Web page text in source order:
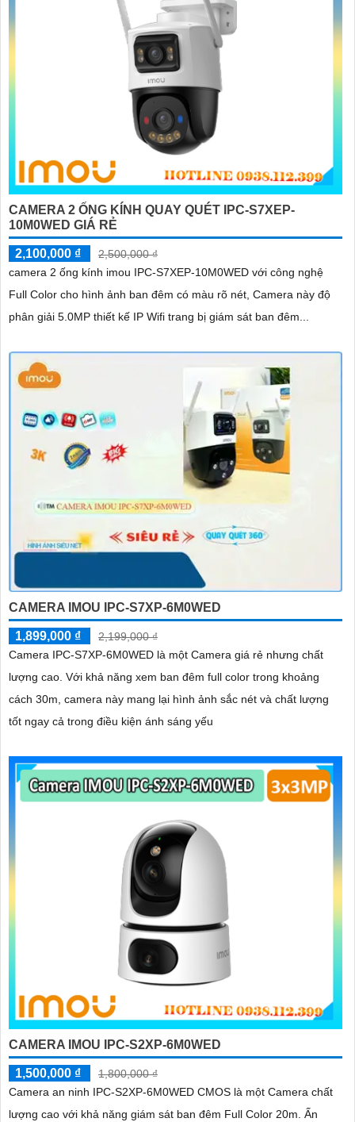
CAMERA 2 ỐNG KÍNH QUAY QUÉT IPC-S7XEP-
10M0WED GIÁ RẺ
2,100,000 ₫
2,500,000 ₫
camera 2 ống kính imou IPC-S7XEP-10M0WED với công nghệ
Full Color cho hình ảnh ban đêm có màu rõ nét, Camera này độ
phân giải 5.0MP thiết kế IP Wifi trang bị giám sát ban đêm...
CAMERA IMOU IPC-S7XP-6M0WED
1,899,000 ₫
2,199,000 ₫
Camera IPC-S7XP-6M0WED là một Camera giá rẻ nhưng chất
lượng cao. Với khả năng xem ban đêm full color trong khoảng
cách 30m, camera này mang lại hình ảnh sắc nét và chất lượng
tốt ngay cả trong điều kiện ánh sáng yếu
CAMERA IMOU IPC-S2XP-6M0WED
1,500,000 ₫
1,800,000 ₫
Camera an ninh IPC-S2XP-6M0WED CMOS là một Camera chất
lượng cao với khả năng giám sát ban đêm Full Color 20m. Ấn